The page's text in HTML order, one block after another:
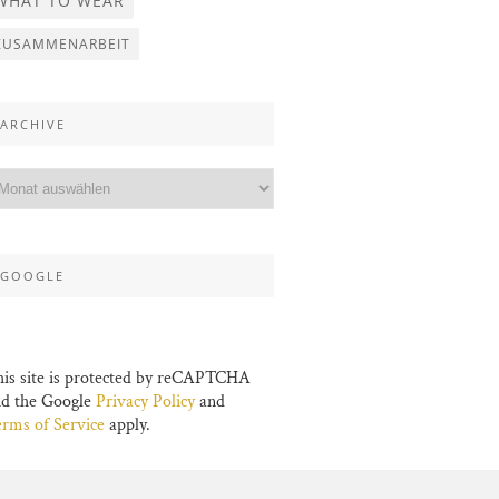
ARCHIVE
GOOGLE
site is protected by reCAPTCHA
the GooglePrivacy Policyand
of Serviceapply.